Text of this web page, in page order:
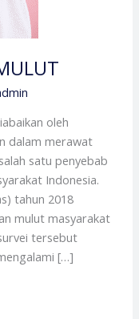
oleh
dalam merawat
satu penyebab
Indonesia.
tahun 2018
mulut masyarakat
tersebut
[…]